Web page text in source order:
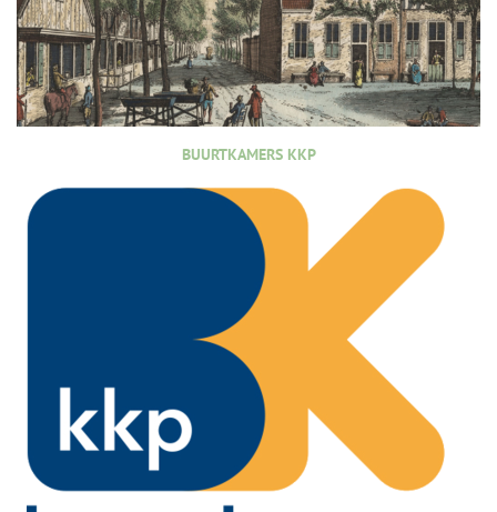
BUURTKAMERS KKP